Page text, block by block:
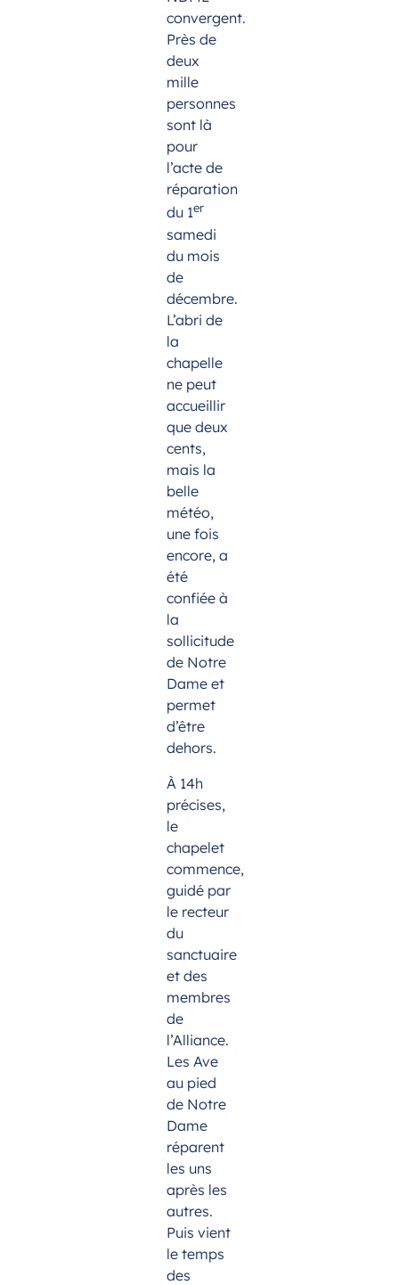
convergent.
Près de
deux
mille
personnes
sont là
pour
l’acte de
réparation
du 1er
samedi
du mois
de
décembre.
L’abri de
la
chapelle
ne peut
accueillir
que deux
cents,
mais la
belle
météo,
une fois
encore, a
été
confiée à
la
sollicitude
de Notre
Dame et
permet
d’être
dehors.
À 14h
précises,
le
chapelet
commence,
guidé par
le recteur
du
sanctuaire
et des
membres
de
l’Alliance.
Les Ave
au pied
de Notre
Dame
réparent
les uns
après les
autres.
Puis vient
le temps
des